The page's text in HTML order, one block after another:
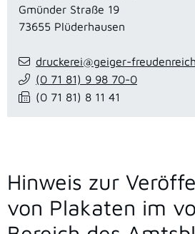
Gmünder Straße 19
73655 Plüderhausen
druckerei@geiger-
(0 71 81) 9 98 70-0
(0 71 81) 8 11 41
Hinweis zur
von Plakaten im